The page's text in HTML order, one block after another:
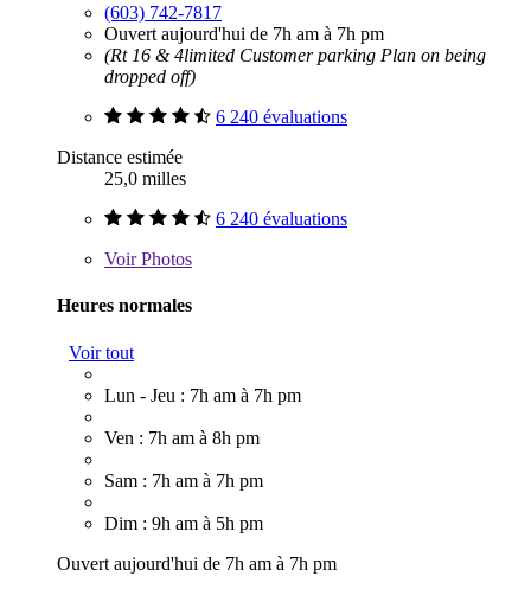
(603) 742-7817
Ouvert aujourd'hui de 7h am à 7h pm
(Rt 16 & 4limited Customer parking Plan on being
dropped off)
6 240 évaluations
Distance estimée
25,0 milles
6 240 évaluations
VoirPhotos
Heures normales
Voir tout
Lun - Jeu : 7h am à 7h pm
Ven : 7h am à 8h pm
Sam : 7h am à 7h pm
Dim : 9h am à 5h pm
Ouvert aujourd'hui de 7h am à 7h pm